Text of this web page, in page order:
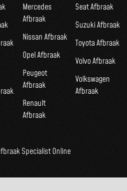
Mercedes
Afbraak
Nissan Afbraak
Opel Afbraak
Peugeot
Afbraak
Renault
Afbraak
Seat Afbraak
Suzuki Afbraak
Toyota Afbraak
Volvo Afbraak
Volkswagen
Afbraak
Specialist Online